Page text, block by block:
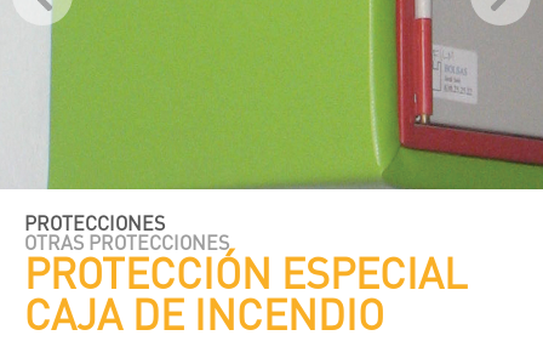
PROTECCIONES
OTRAS PROTECCIONES
PROTECCIÓN ESPECIAL
CAJA DE INCENDIO